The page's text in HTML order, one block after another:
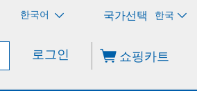
한국어 한국
로그인 쇼핑카트